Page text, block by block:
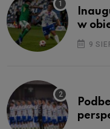
w
9